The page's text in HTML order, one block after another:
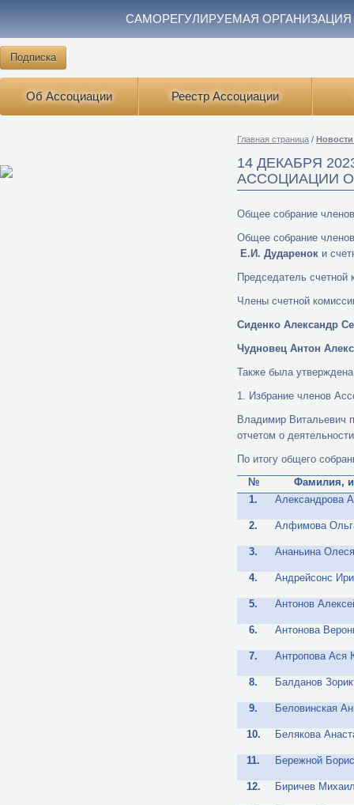
САМОРЕГУЛИРУЕМАЯ
Подписка
Об Ассоциации Реестр Ассоциации
Главная страница /
14 ДЕКАБРЯ
АССОЦИАЦИИ
Общее собрание
Общее собрание
Е.И. Дударенок и
Председатель счетной
Члены счетной
Сиденко Александр
Чудновец Антон
Также была
1. Избрание членов
Владимир Витальевич
отчетом о
По итогу общего
№
Фамилия,
1.
Александрова
2. Алфимова
3. Ананьина
4. Андрейсонс
5. Антонов
6. Антонова
7. Антропова Ася
8. Балданов
9. Беловинская
10. Белякова
11. Бережной
12. Биричев